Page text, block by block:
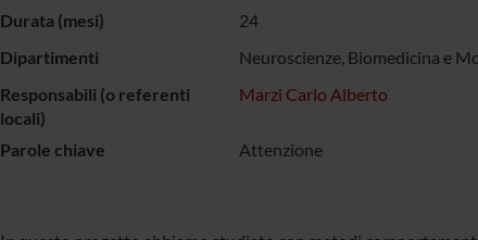
Durata (mesi)
24
Dipartimenti
Neuroscienze, Biomedicina e
Responsabili (o referenti
locali)
Marzi Carlo Alberto
Parole chiave Attenzione